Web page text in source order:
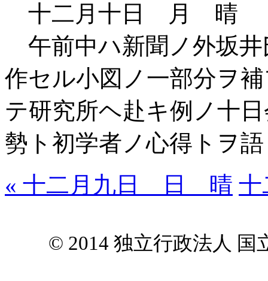
十二月十日 月 晴
午前中ハ新聞ノ外坂
作セル小図ノ一部分ヲ
テ研究所ヘ赴キ例ノ十
勢ト初学者ノ心得トヲ
« 十二月九日 日 晴
© 2014 独立行政法人 国